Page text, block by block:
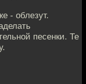
- облезут.
песенки. Те